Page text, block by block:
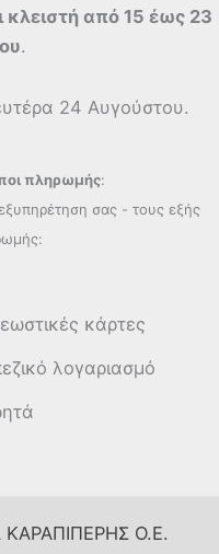
κλειστή από 15 έως 23
.
24 Αυγούστου.
πληρωμής:
σας - τους εξής
κάρτες
λογαριασμό
Ο.Ε.